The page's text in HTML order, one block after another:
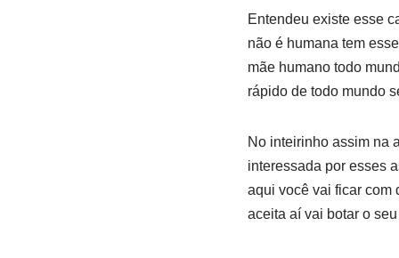
Entendeu existe esse
não é humana tem
mãe humano todo
rápido de todo mundo
No inteirinho assim na
interessada por esses
aqui você vai ficar com
aceita aí vai botar o